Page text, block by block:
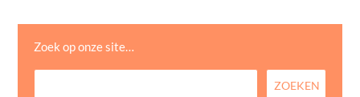
Zoek op onze site…